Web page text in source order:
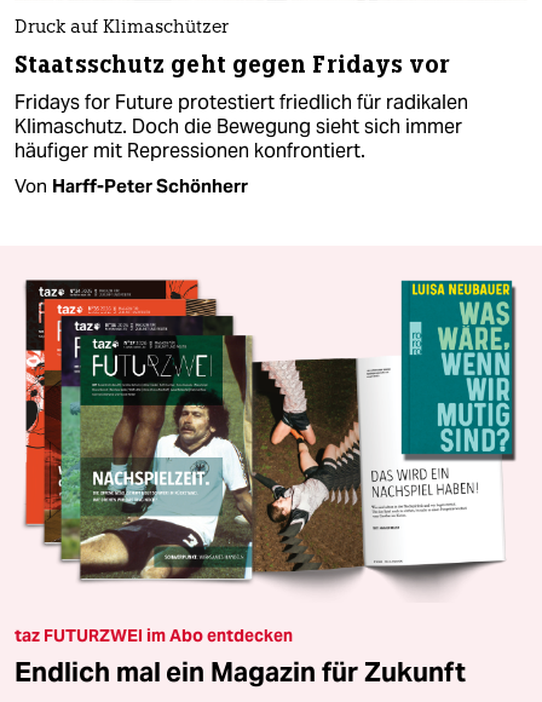
Druck auf Klimaschützer
Staatsschutz geht gegen Fridays vor
Fridays for Future protestiert friedlich für radikalen
Klimaschutz. Doch die Bewegung sieht sich immer
häufiger mit Repressionen konfrontiert.
Von Harff-Peter Schönherr
taz FUTURZWEI im Abo entdecken
Endlich mal ein Magazin für Zukunft